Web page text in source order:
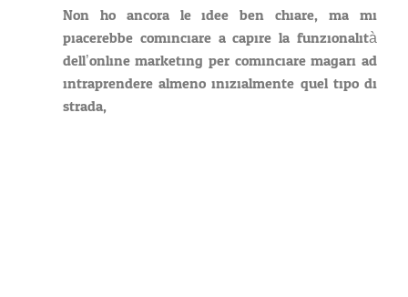
Non ho ancora le idee ben chiare, ma mi
piacerebbe cominciare a capire la funzionalità
dell’online marketing per cominciare magari ad
intraprendere almeno inizialmente quel tipo di
strada,